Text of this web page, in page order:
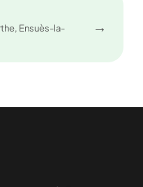
Ensuès-la-
→